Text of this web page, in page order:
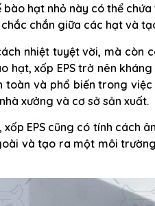
hạt nhỏ này có thể chứa
chắn giữa các hạt và
nhiệt tuyệt vời, mà còn
hạt, xốp EPS trở nên
toàn và phổ biến trong
xưởng và cơ sở sản xuất.
EPS cũng có tính cách
và tạo ra một môi